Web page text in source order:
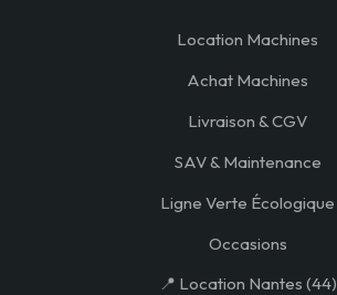
Location Machines
Achat Machines
Livraison & CGV
SAV & Maintenance
Ligne Verte Écologique
Occasions
📍 Location Nantes (44)